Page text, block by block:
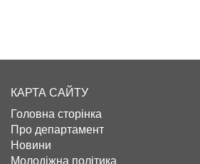
КАРТА САЙТУ
Головна сторінка
Про департамент
Новини
Молодіжна політика